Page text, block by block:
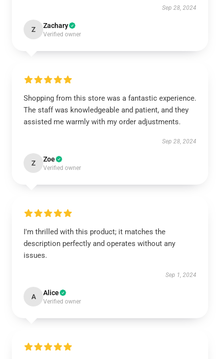
Sep 28, 2024
Z Zachary
Verified owner
Shopping from this store was a fantastic experience.
The staff was knowledgeable and patient, and they
assisted me warmly with my order adjustments.
Sep 28, 2024
Z Zoe
Verified owner
I'm thrilled with this product; it matches the
description perfectly and operates without any
issues.
Sep 1, 2024
A Alice
Verified owner